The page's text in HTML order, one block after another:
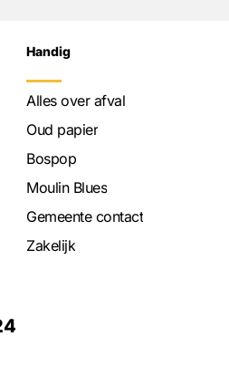
Handig
Alles over afval
Oud papier
Bospop
Moulin Blues
Gemeente contact
Zakelijk